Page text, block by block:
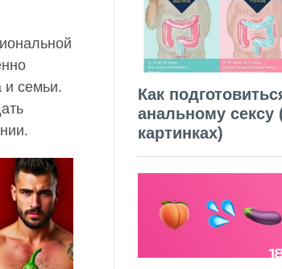
и семьи.
Как
анальному сексу
картинках)